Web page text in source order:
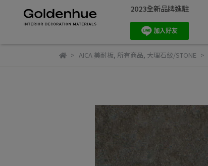
2023全新品牌進駐
AICA 美耐板, 所有商品, 大理石紋/STONE